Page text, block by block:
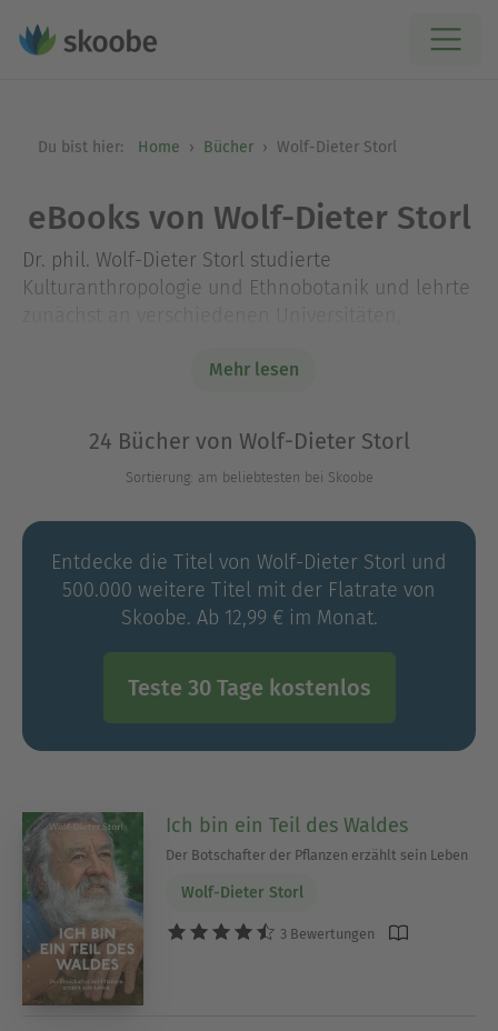
Du bist hier: Home Bücher Wolf-Dieter Storl
eBooks von Wolf-Dieter Storl
Dr. phil. Wolf-Dieter Storl studierte
Kulturanthropologie und Ethnobotanik und lehrte
veröffentlichte Artikel und Bücher zu seinen
sich mit seiner Familie auf einen Einödhof im
Allgäu zurück, wo er gärtnert und den
Geheimnissen der Heilkräuter und Wildpflanzen
Seminare und veröffentlichte zahlreiche Bücher,
darunter mehrere Bestseller.
Mehr lesen
24 Bücher von Wolf-Dieter Storl
Sortierung: am beliebtesten bei Skoobe
Entdecke die Titel von Wolf-Dieter Storl und
500.000 weitere Titel mit der Flatrate von
Skoobe. Ab 12,99 € im Monat.
Teste 30 Tage kostenlos
Ich bin ein Teil des Waldes
Der Botschafter der Pflanzen erzählt sein Leben
Wolf-Dieter Storl
3 Bewertungen